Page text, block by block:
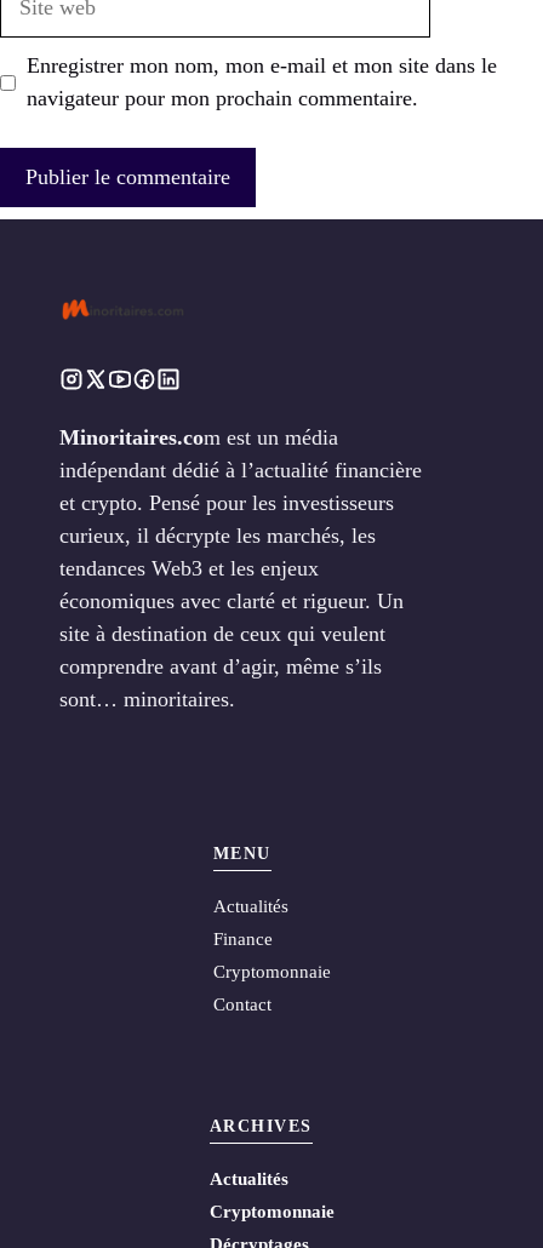
Enregistrer mon nom, mon e-mail et mon site dans le
navigateur pour mon prochain commentaire.
Minoritaires.com est un média
indépendant dédié à l’actualité financière
et crypto. Pensé pour les investisseurs
curieux, il décrypte les marchés, les
tendances Web3 et les enjeux
économiques avec clarté et rigueur. Un
site à destination de ceux qui veulent
comprendre avant d’agir, même s’ils
sont… minoritaires.
MENU
Actualités
Finance
Cryptomonnaie
Contact
ARCHIVES
Actualités
Cryptomonnaie